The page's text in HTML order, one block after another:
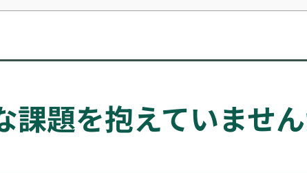
課題を抱えていませ